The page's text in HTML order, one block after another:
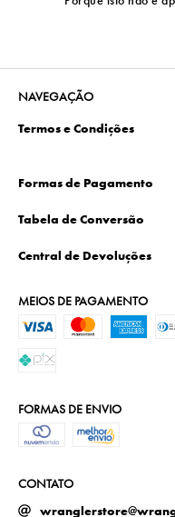
NAVEGAÇÃO
Termos e Condições
Formas de Pagamento
Tabela de Conversão
Central de Devoluções
MEIOS DE PAGAMENTO
FORMAS DE ENVIO
CONTATO